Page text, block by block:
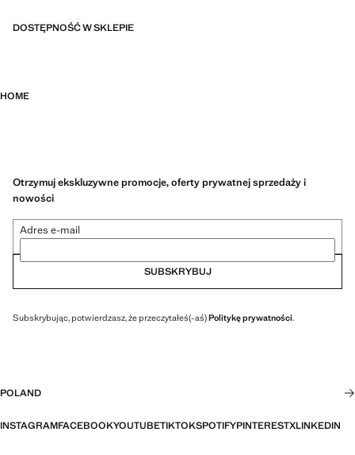
DOSTĘPNOŚĆ W SKLEPIE
HOME
Otrzymuj ekskluzywne promocje, oferty prywatnej sprzedaży i
nowości
Adres e-mail
SUBSKRYBUJ
Subskrybując, potwierdzasz, że przeczytałeś(-aś)Politykę prywatności.
POLAND
INSTAGRAMFACEBOOKYOUTUBETIKTOKSPOTIFYPINTERESTXLINKEDIN